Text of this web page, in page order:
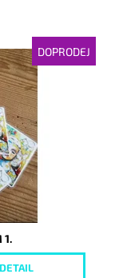
DOPRODEJ
1.
DETAIL